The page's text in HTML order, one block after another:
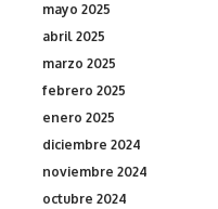
mayo 2025
abril 2025
marzo 2025
febrero 2025
enero 2025
diciembre 2024
noviembre 2024
octubre 2024